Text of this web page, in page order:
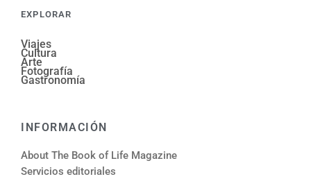
EXPLORAR
Viajes
Cultura
Arte
Fotografía
Gastronomía
INFORMACIÓN
About The Book of Life Magazine
Servicios editoriales